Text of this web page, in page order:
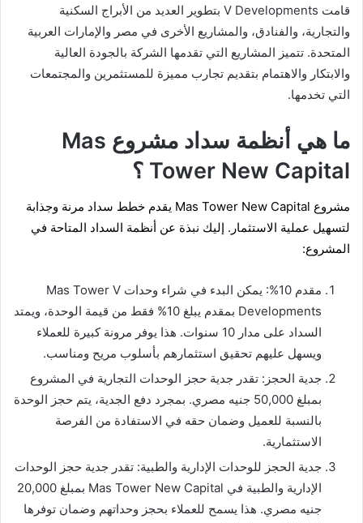
قامت V Developments بتطوير العديد من الأبراج السكنية
والتجارية، والفنادق، والمشاريع الأخرى في مصر والإمارات العربية
المتحدة. تتميز المشاريع التي تقدمها الشركة بالجودة العالية
والابتكار والاهتمام بتقديم تجارب مميزة للمستثمرين والمجتمعات
التي تخدمها.
ما هي أنظمة سداد مشروع Mas
Tower New Capital ؟
مشروع
Mas Tower New Capital يقدم خطط سداد مرنة وجذابة
لتسهيل عملية الاستثمار. إليك نبذة عن أنظمة السداد المتاحة في
المشروع:
مقدم 10%: يمكن البدء في شراء وحدات Mas Tower V
Developments بمقدم يبلغ 10% فقط من قيمة الوحدة، ويمتد
السداد على مدار 10 سنوات. هذا يوفر مرونة كبيرة للعملاء
ويسهل عليهم تحقيق استثمارهم بأسلوب مريح ومناسب.
جدية الحجز: تقدر جدية حجز الوحدات التجارية في المشروع
بمبلغ 50,000 جنيه مصري. بمجرد دفع الجدية، يتم حجز الوحدة
بالنسبة للعميل وضمان حقه في الاستفادة من الفرصة
الاستثمارية.
جدية الحجز للوحدات الإدارية والطبية: تقدر جدية حجز الوحدات
الإدارية والطبية في Mas Tower New Capital بمبلغ 20,000
جنيه مصري. هذا يسمح للعملاء بحجز وحداتهم وضمان توفرها